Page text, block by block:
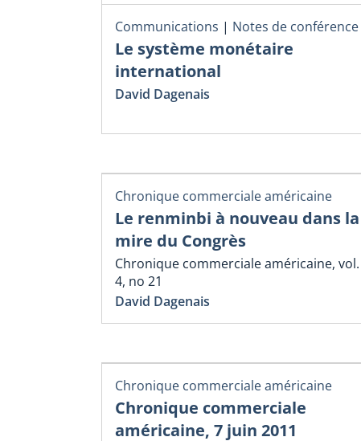
Communications | Notes de conférence
Le système monétaire
international
David Dagenais
Chronique commerciale américaine
Le renminbi à nouveau dans la
mire du Congrès
Chronique commerciale américaine, vol.
4, no 21
David Dagenais
Chronique commerciale américaine
Chronique commerciale
américaine, 7 juin 2011